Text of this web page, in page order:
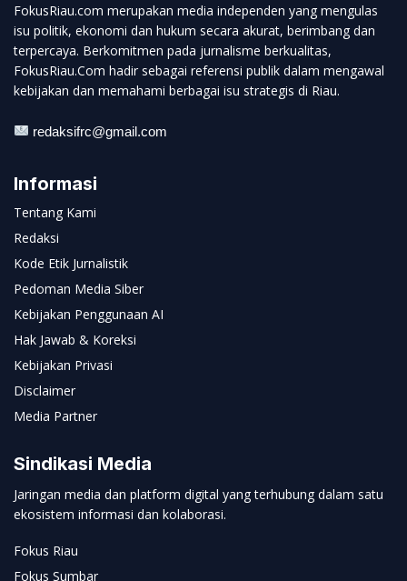
FokusRiau.com merupakan media independen yang mengulas
isu politik, ekonomi dan hukum secara akurat, berimbang dan
terpercaya. Berkomitmen pada jurnalisme berkualitas,
FokusRiau.Com hadir sebagai referensi publik dalam mengawal
kebijakan dan memahami berbagai isu strategis di Riau.
redaksifrc@gmail.com
Informasi
Tentang Kami
Redaksi
Kode Etik Jurnalistik
Pedoman Media Siber
Kebijakan Penggunaan AI
Hak Jawab & Koreksi
Kebijakan Privasi
Disclaimer
Media Partner
Sindikasi Media
Jaringan media dan platform digital yang terhubung dalam satu
ekosistem informasi dan kolaborasi.
Fokus Riau
Fokus Sumbar